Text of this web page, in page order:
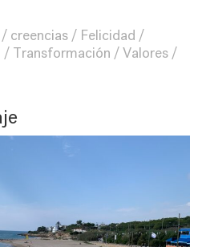
creencias
Felicidad
Transformación
Valores